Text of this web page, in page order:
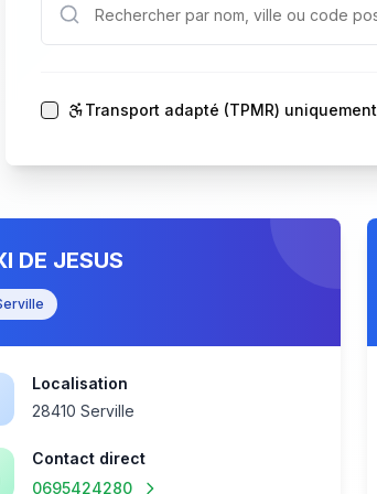
Transport adapté (TPMR) uniquement
DE JESUS
Localisation
28410 Serville
Contact direct
0695424280